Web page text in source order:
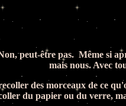
peut-être pas. Même si
mais nous. Avec
des morceaux de ce
du papier ou du verre,